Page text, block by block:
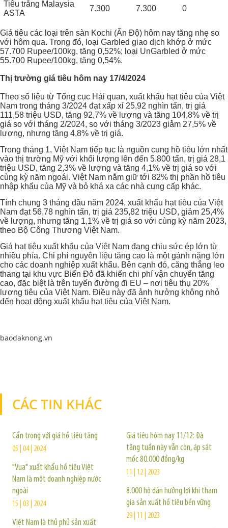
Tiêu trắng Malaysia
ASTA
7.300 7.300 0
Giá tiêu các loại trên sàn Kochi (Ấn Độ) hôm nay tăng nhẹ so
với hôm qua. Trong đó, loại Garbled giao dịch khớp ở mức
57.700 Rupee/100kg, tăng 0,52%; loại UnGarbled ở mức
55.700 Rupee/100kg, tăng 0,54%.
Thị trường giá tiêu hôm nay 17/4/2024
Theo số liệu từ Tổng cục Hải quan, xuất khẩu hạt tiêu của Việt
Nam trong tháng 3/2024 đạt xấp xỉ 25,92 nghìn tấn, trị giá
111,58 triệu USD, tăng 92,7% về lượng và tăng 104,8% về trị
giá so với tháng 2/2024, so với tháng 3/2023 giảm 27,5% về
lượng, nhưng tăng 4,8% về trị giá.
Trong tháng 1, Việt Nam tiếp tục là nguồn cung hồ tiêu lớn nhất
vào thị trường Mỹ với khối lượng lên đến 5.800 tấn, trị giá 28,1
triệu USD, tăng 2,3% về lượng và tăng 4,1% về trị giá so với
cùng kỳ năm ngoái. Việt Nam nắm giữ tới 82% thị phần hồ tiêu
nhập khẩu của Mỹ và bỏ khá xa các nhà cung cấp khác.
Tính chung 3 tháng đầu năm 2024, xuất khẩu hạt tiêu của Việt
Nam đạt 56,78 nghìn tấn, trị giá 235,82 triệu USD, giảm 25,4%
về lượng, nhưng tăng 1,1% về trị giá so với cùng kỳ năm 2023,
theo Bộ Công Thương Việt Nam.
Giá hạt tiêu xuất khẩu của Việt Nam đang chịu sức ép lớn từ
nhiều phía. Chi phí nguyên liệu tăng cao là một gánh nặng lớn
cho các doanh nghiệp xuất khẩu. Bên cạnh đó, căng thẳng leo
thang tại khu vực Biển Đỏ đã khiến chi phí vận chuyển tăng
cao, đặc biệt là trên tuyến đường đi EU – nơi tiêu thụ 20%
lượng tiêu của Việt Nam. Điều này đã ảnh hưởng không nhỏ
đến hoạt động xuất khẩu hạt tiêu của Việt Nam.
baodaknong.vn
CÁC TIN KHÁC
Cẩn trọng với giá hồ tiêu tăng
05 | 04 | 2024
"Vua" xuất khẩu hồ tiêu Việt
Nam là một doanh nghiệp nước
ngoài
15 | 03 | 2024
Việt Nam là thủ phủ sản xuất
Giá tiêu hôm nay 11/12: Đà
tăng tuần này vẫn còn, áp sát
mốc 80.000 đồng/kg
11 | 12 | 2023
8.000 hộ dân hưởng lợi khi tham
gia sản xuất hồ tiêu bền vững
29 | 11 | 2023